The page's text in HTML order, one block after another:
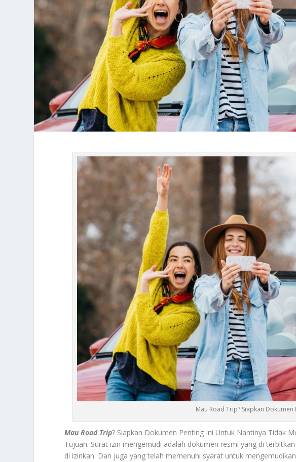
Mau Road Trip? Siapkan Dokumen
Mau Road Trip? Siapkan Dokumen Penting Ini Untuk Nantinya Tidak
Tujuan. Surat izin mengemudi adalah dokumen resmi yang di
di izinkan. Dan juga yang telah memenuhi syarat untuk